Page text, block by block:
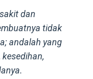
dan
tidak
andalah yang